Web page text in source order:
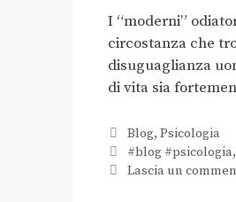
I “moderni”
circostanza che
disuguaglianza
di vita sia
Blog, Psicologia
#blog #psicologia,
Lascia un